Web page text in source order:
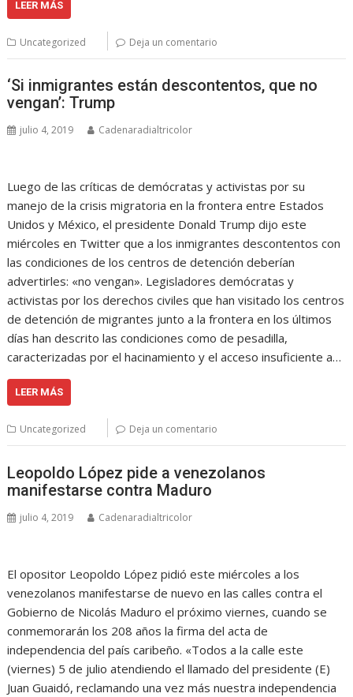
LEER MÁS
Uncategorized Deja un comentario
‘Si inmigrantes están descontentos, que no
vengan’: Trump
julio 4, 2019 Cadenaradialtricolor
Luego de las críticas de demócratas y activistas por su
manejo de la crisis migratoria en la frontera entre Estados
Unidos y México, el presidente Donald Trump dijo este
miércoles en Twitter que a los inmigrantes descontentos con
las condiciones de los centros de detención deberían
advertirles: «no vengan». Legisladores demócratas y
activistas por los derechos civiles que han visitado los centros
de detención de migrantes junto a la frontera en los últimos
días han descrito las condiciones como de pesadilla,
caracterizadas por el hacinamiento y el acceso insuficiente a…
LEER MÁS
Uncategorized Deja un comentario
Leopoldo López pide a venezolanos
manifestarse contra Maduro
julio 4, 2019 Cadenaradialtricolor
El opositor Leopoldo López pidió este miércoles a los
venezolanos manifestarse de nuevo en las calles contra el
Gobierno de Nicolás Maduro el próximo viernes, cuando se
conmemorarán los 208 años la firma del acta de
independencia del país caribeño. «Todos a la calle este
(viernes) 5 de julio atendiendo el llamado del presidente (E)
Juan Guaidó, reclamando una vez más nuestra independencia